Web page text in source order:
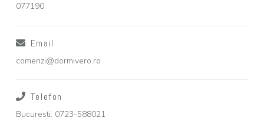
077190
Email
comenzi@dormivero.ro
Telefon
Bucuresti: 0723-588021